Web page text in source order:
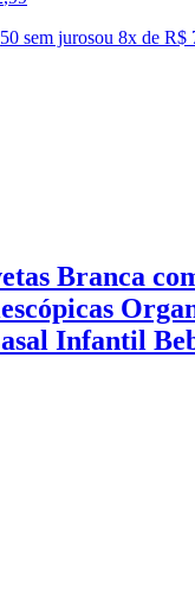
sem jurosou 8x de R$
Branca
Infantil